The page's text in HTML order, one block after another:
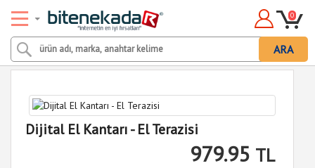
ARA
0
Dijital El Kantarı - El Terazisi
979.95 TL